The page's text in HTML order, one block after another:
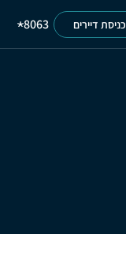
כניסת דיירים 8063